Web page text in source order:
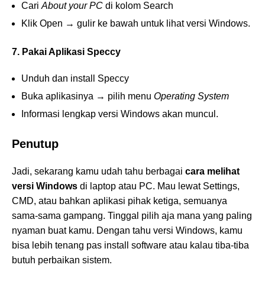
CariAbout your PC di kolom Search
Klik Open → gulir ke bawah untuk lihat versi Windows.
7. Pakai Aplikasi Speccy
Unduh dan install Speccy
Buka aplikasinya → pilih menu Operating System
Informasi lengkap versi Windows akan muncul.
Penutup
Jadi, sekarang kamu udah tahu berbagai cara melihat
versi Windows di laptop atau PC. Mau lewat Settings,
CMD, atau bahkan aplikasi pihak ketiga, semuanya
sama-sama gampang. Tinggal pilih aja mana yang paling
nyaman buat kamu. Dengan tahu versi Windows, kamu
bisa lebih tenang pas install software atau kalau tiba-tiba
butuh perbaikan sistem.